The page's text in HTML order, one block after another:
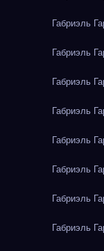
Габриэль
Габриэль
Габриэль
Габриэль
Габриэль
Габриэль
Габриэль
Габриэль